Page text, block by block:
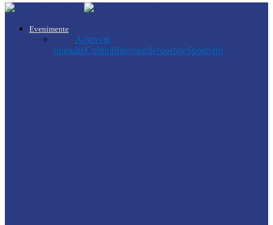
Evenimente
Arhitecții
timpuluiCulturăInterviuriReportajeSportȘtiri